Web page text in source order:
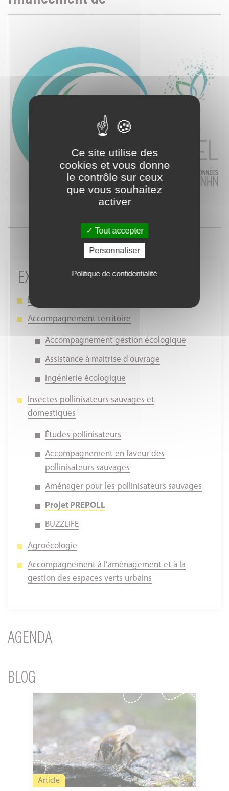
EXPERTISE
Études naturalistes
Accompagnement territoire
Accompagnement gestion écologique
Assistance à maitrise d'ouvrage
Ingénierie écologique
Insectes pollinisateurs sauvages et
domestiques
Études pollinisateurs
Accompagnement en faveur des
pollinisateurs sauvages
Aménager pour les pollinisateurs sauvages
Projet PREPOLL
BUZZLIFE
Agroécologie
Accompagnement à l’aménagement et à la
gestion des espaces verts urbains
AGENDA
BLOG
Article
impacts
sur
le
vivant
Ce site utilise des
cookies et vous donne
le contrôle sur ceux
que vous souhaitez
activer
Tout accepter
Personnaliser
Politique de confidentialité